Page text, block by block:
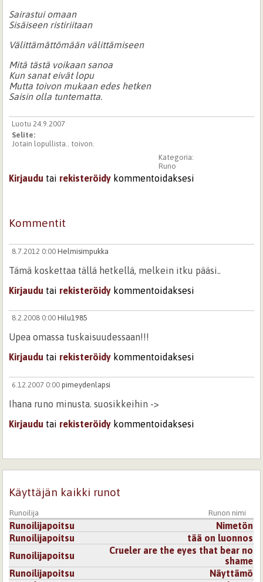
Sairastui omaan
Sisäiseen ristiriitaan
Välittämättömään välittämiseen
Mitä tästä voikaan sanoa
Kun sanat eivät lopu
Mutta toivon mukaan edes hetken
Saisin olla tuntematta.
Luotu 24.9.2007
Selite:
Jotain lopullista.. toivon.
Kategoria:
Runo
Kirjaudu tai rekisteröidy kommentoidaksesi
Kommentit
8.7.2012 0:00 Helmisimpukka
Tämä koskettaa tällä hetkellä, melkein itku pääsi..
Kirjaudu tai rekisteröidy kommentoidaksesi
8.2.2008 0:00 Hilu1985
Upea omassa tuskaisuudessaan!!!
Kirjaudu tai rekisteröidy kommentoidaksesi
6.12.2007 0:00 pimeydenlapsi
Ihana runo minusta. suosikkeihin ->
Kirjaudu tai rekisteröidy kommentoidaksesi
Ja se on varsin koruton ja kaunis...
Kirjaudutai rekisteröidykommentoidaksesi
25.3.2008 0:00Ristiinnaulittu
"Hetkiä joiden kuvailemiseen
Tarvittaisiin kokonainen kirja"
ihanuutta. Fiilikset oikein pursuaa runosta ulos, tulee
itsellekin vähän surku olo.
Käyttäjän kaikki runot
Runoilija Runon nimi
Runoilijapoitsu
Nimetön
Runoilijapoitsu
tää on luonnos
Runoilijapoitsu
Crueler are the eyes that bear no
shame
Runoilijapoitsu
Näyttämö